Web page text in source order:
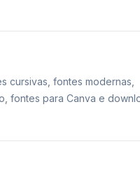
cursivas, fontes modernas,
fontes para Canva e